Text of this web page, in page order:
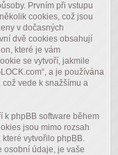
Prvním při vstupu
cookies, což jsou
v dočasných
dvě cookies obsahují
které je vám
se vytvoří, jakmile
a je používána
vede k snažšímu a
k phpBB software během
jsou mimo rozsah
vytvořilo phpBB.
osobní údaje, je vaše